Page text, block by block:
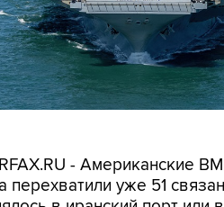
- Американские
уже 51